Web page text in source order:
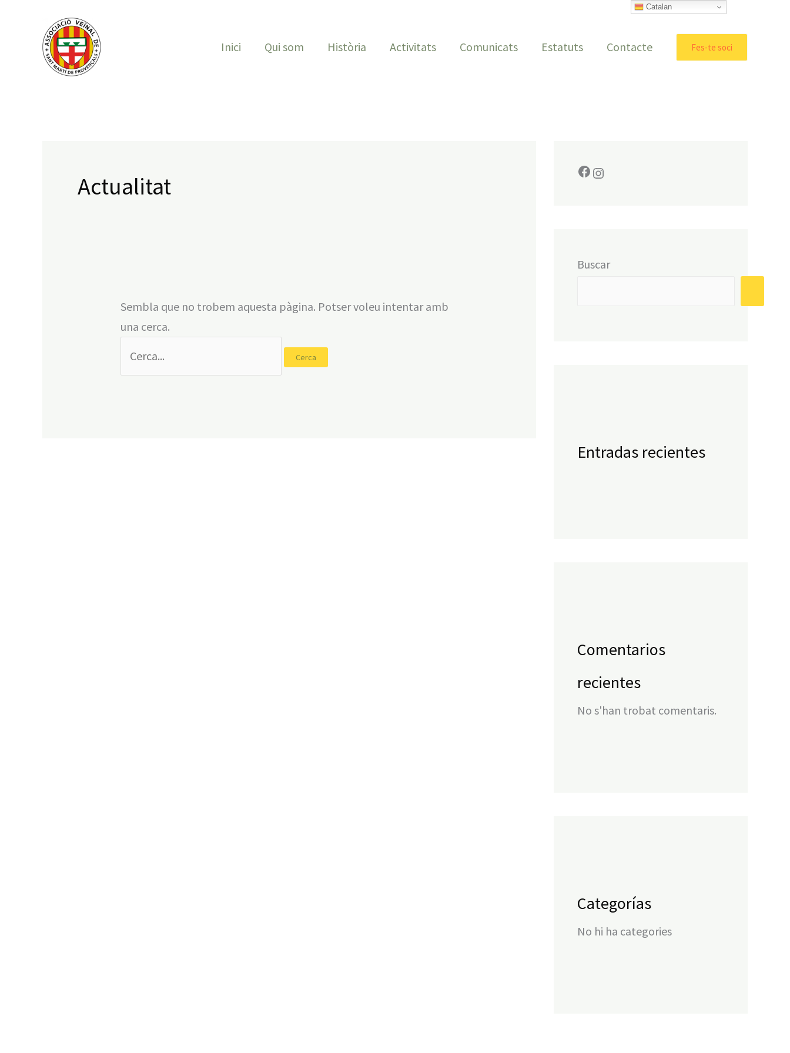
contingut
Inici Qui som Història Activitats Comunicats Estatuts Contacte Fes-te soci
Actualitat
Sembla que no trobem aquesta pàgina. Potser voleu intentar amb
una cerca.
Buscar
Entradas recientes
Comentarios
recientes
No s'han trobat comentaris.
Categorías
No hi ha categories
Catalan